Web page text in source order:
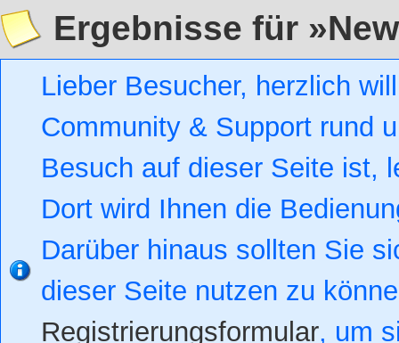
Ergebnisse für
Lieber Besucher, herzlich
Community & Support rund
Besuch auf dieser Seite ist,
Dort wird Ihnen die
Darüber hinaus sollten Sie
dieser Seite nutzen zu
Registrierungsformular, um